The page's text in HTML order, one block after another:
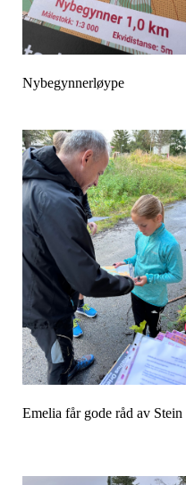
Nybegynnerløype
Emelia får gode råd av Stein